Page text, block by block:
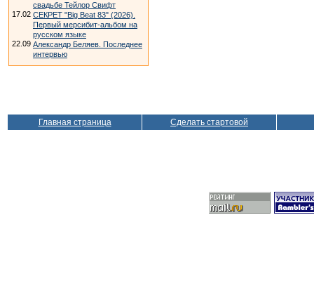
свадьбе Тейлор Свифт
17.02 СЕКРЕТ "Big Beat 83" (2026).
Первый мерсибит-альбом на
русском языке
22.09 Александр Беляев. Последнее
интервью
Главная страница Сделать стартовой